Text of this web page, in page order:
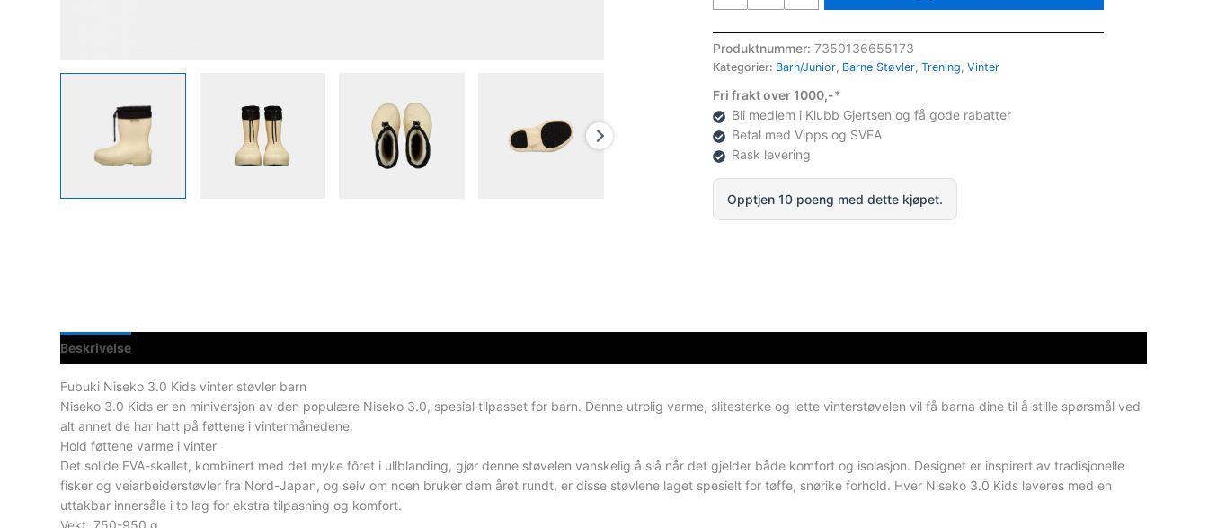
Kids
Sand
antall
Produktnummer: 7350136655173
Kategorier: Barn/Junior, Barne Støvler, Trening, Vinter
Fri frakt over 1000,-*
Bli medlem i Klubb Gjertsen og få gode rabatter
Betal med Vipps og SVEA
Rask levering
Opptjen 10 poeng med dette kjøpet.
Beskrivelse
Fubuki Niseko 3.0 Kids vinter støvler barn
Niseko 3.0 Kids er en miniversjon av den populære Niseko 3.0, spesial tilpasset for barn. Denne utrolig varme, slitesterke og lette vinterstøvelen vil få barna dine til å stille spørsmål ved
alt annet de har hatt på føttene i vintermånedene.
Hold føttene varme i vinter
Det solide EVA-skallet, kombinert med det myke fôret i ullblanding, gjør denne støvelen vanskelig å slå når det gjelder både komfort og isolasjon. Designet er inspirert av tradisjonelle
fisker og veiarbeiderstøvler fra Nord-Japan, og selv om noen bruker dem året rundt, er disse støvlene laget spesielt for tøffe, snørike forhold. Hver Niseko 3.0 Kids leveres med en
uttakbar innersåle i to lag for ekstra tilpasning og komfort.
Vekt: 750-950 g